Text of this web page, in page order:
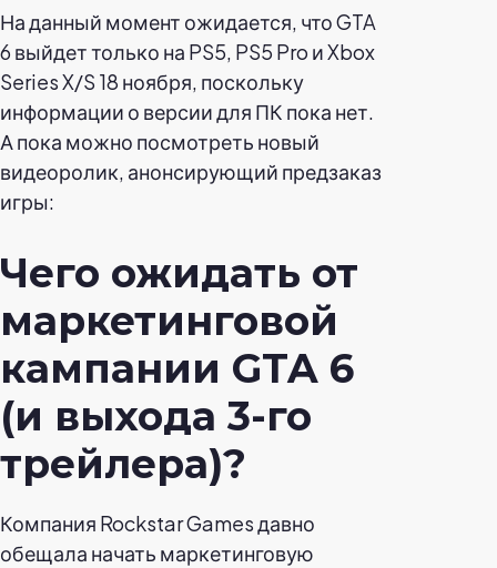
На данный момент ожидается, что GTA
6 выйдет только на PS5, PS5 Pro и Xbox
Series X/S 18 ноября, поскольку
информации о версии для ПК пока нет.
А пока можно посмотреть новый
видеоролик, анонсирующий предзаказ
игры:
Чего ожидать от
маркетинговой
кампании GTA 6
(и выхода 3-го
трейлера)?
Компания Rockstar Games давно
обещала начать маркетинговую